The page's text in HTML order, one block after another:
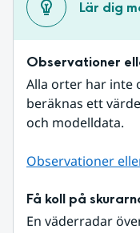
Lär dig
Observationer
Alla orter har inte
beräknas ett
och modelldata.
Observationer
Få koll på
En väderradar